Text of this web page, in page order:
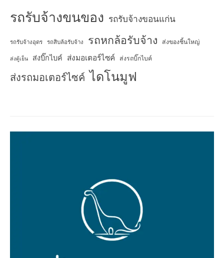
รถรับจ้างขนของ รถรับจ้างขอนแก่น
รถรับจ้างอุดร รถสิบล้อรับจ้าง รถหกล้อรับจ้าง ส่งของชิ้นใหญ่
ส่งตู้เย็น ส่งบิ๊กไบค์ ส่งมอเตอร์ไซค์ ส่งรถบิ๊กไบค์
ส่งรถมอเตอร์ไซค์ ไดโนมูฟ